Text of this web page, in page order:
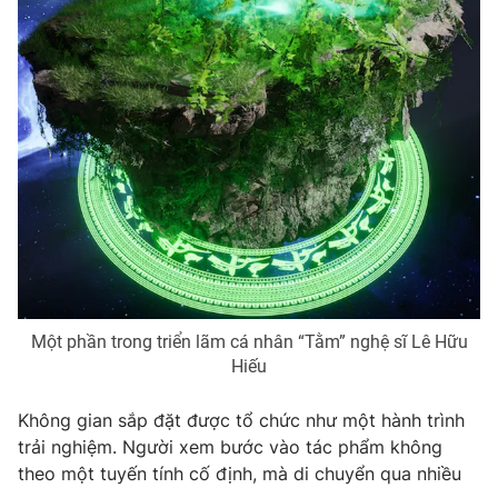
® Cấm sao chép dưới mọi hình thức nếu không có sự chấp
thuận bằng văn bản. Ghi rõ nguồn VTV.vn khi phát hành lại
thông tin từ website này.
Một phần trong triển lãm cá nhân “Tằm” nghệ sĩ Lê Hữu
Hiếu
Không gian sắp đặt được tổ chức như một hành trình
trải nghiệm. Người xem bước vào tác phẩm không
theo một tuyến tính cố định, mà di chuyển qua nhiều